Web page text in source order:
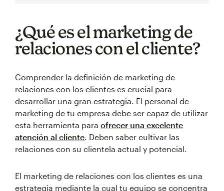
¿Qué es el marketing de
relaciones con el cliente?
Comprender la definición de marketing de
relaciones con los clientes es crucial para
desarrollar una gran estrategia. El personal de
marketing de tu empresa debe ser capaz de utilizar
esta herramienta para ofrecer una excelente
atención al cliente. Deben saber cultivar las
relaciones con su clientela actual y potencial.
El marketing de relaciones con los clientes es una
estrategia mediante la cual tu equipo se concentra